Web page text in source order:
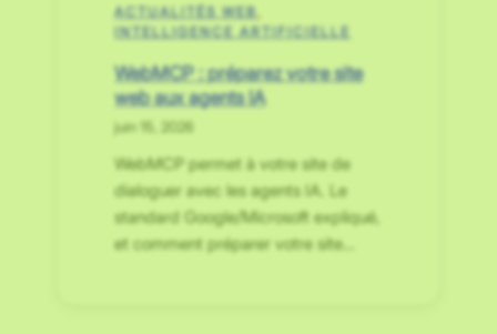
ACTUALITÉS WEB
INTELLIGENCE ARTIFICIELLE
WebMCP : préparez votre site
web aux agents IA
juin 15, 2026
WebMCP permet à votre site de
dialoguer avec les agents IA. Le
standard Google/Microsoft expliqué,
et comment préparer votre site…